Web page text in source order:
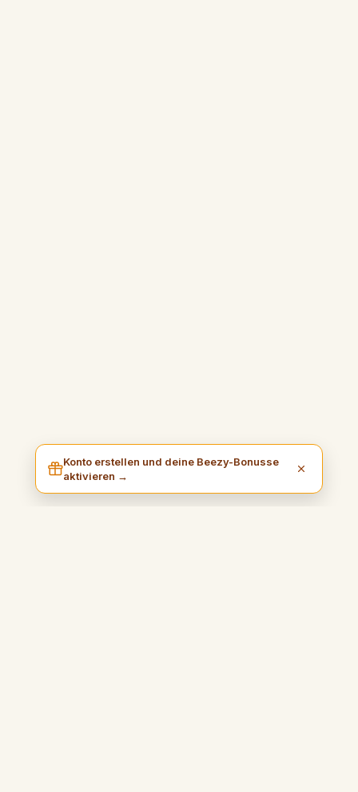
Konto erstellen und deine Beezy-Bonusse
aktivieren →